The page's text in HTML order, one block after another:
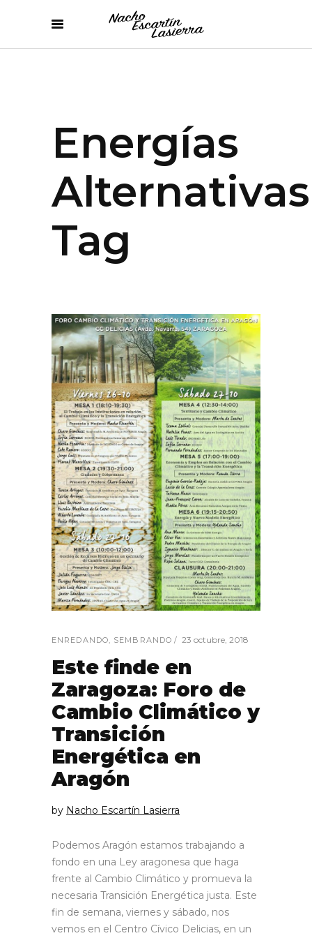
Energías
Alternativas
Tag
ENREDANDO SEMBRANDO 23 octubre, 2018
Este finde en
Zaragoza: Foro de
Cambio Climático y
Transición
Energética en
Aragón
by Nacho Escartín Lasierra
Podemos Aragón estamos trabajando a
fondo en una Ley aragonesa que haga
frente al Cambio Climático y promueva la
necesaria Transición Energética justa. Este
fin de semana, viernes y sábado, nos
vemos en el Centro Cívico Delicias, en un